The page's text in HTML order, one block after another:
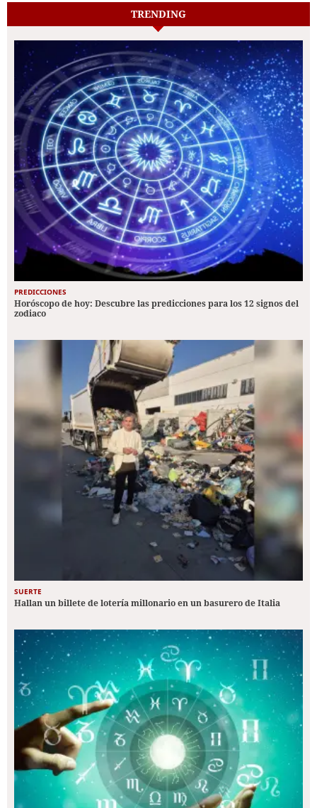
TRENDING
PREDICCIONES
Horóscopo de hoy: Descubre las predicciones para los 12 signos del
zodiaco
SUERTE
Hallan un billete de lotería millonario en un basurero de Italia